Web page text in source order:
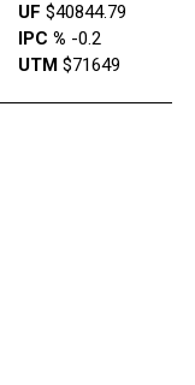
UF $40844.79
IPC % -0.2
UTM $71649